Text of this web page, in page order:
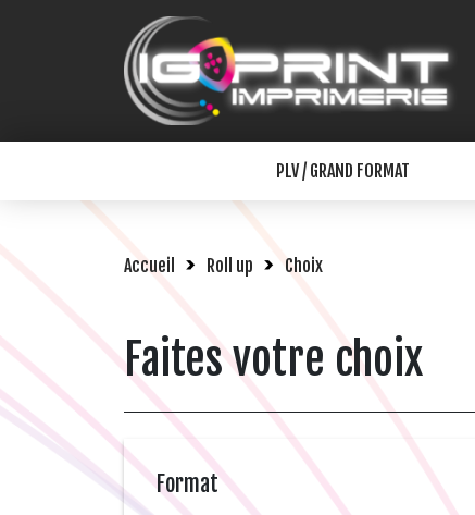
PLV / GRAND FORMAT
Accueil Roll up Choix
Faites votre choix
Format